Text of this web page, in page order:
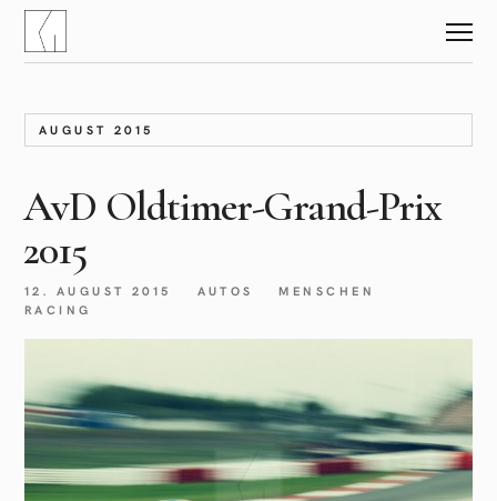
AUGUST 2015
AvD Oldtimer-Grand-Prix
2015
12. AUGUST 2015 AUTOS
MENSCHEN
RACING